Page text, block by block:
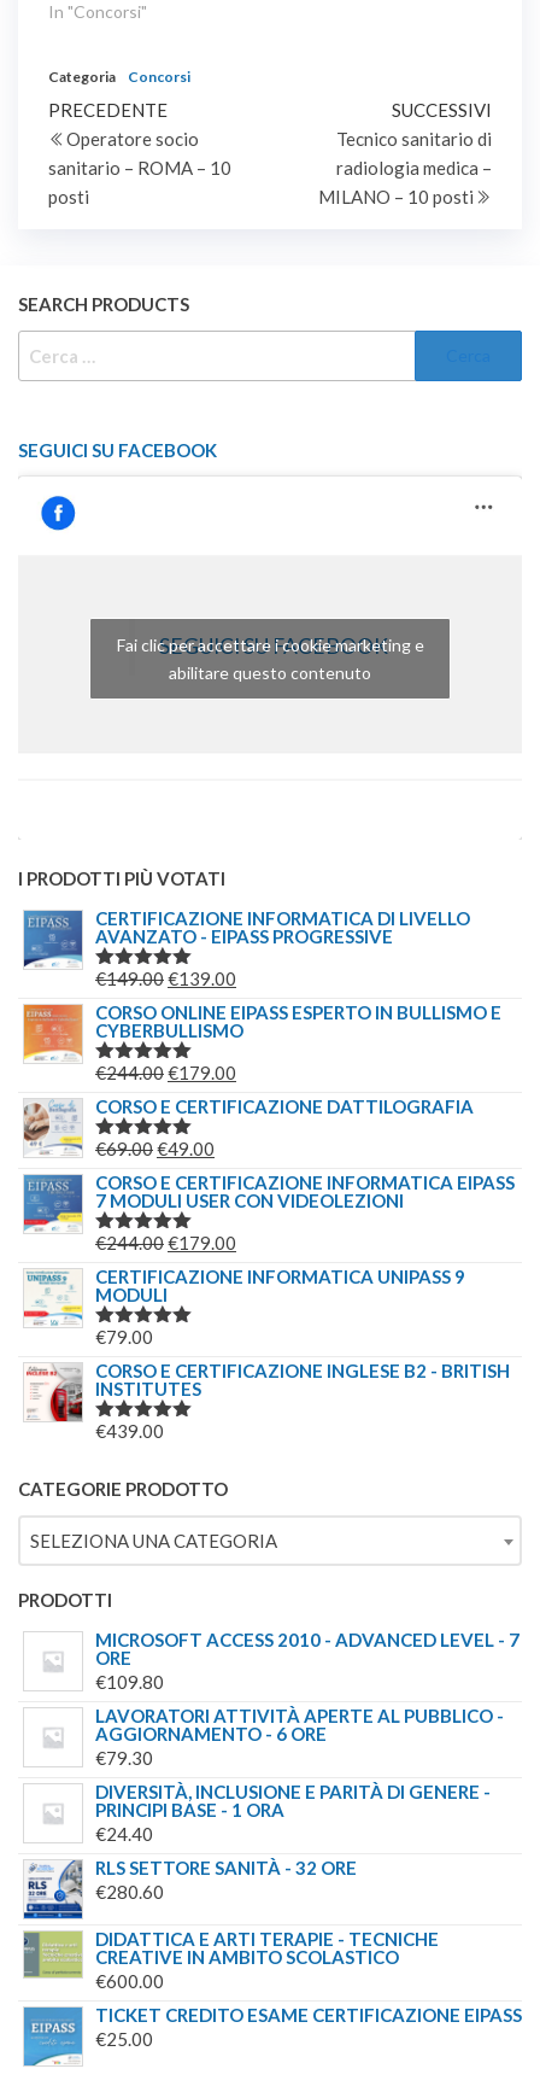
POLICLINICO
copertura di dieci posti
di tecnico sanitario di
radiologia medica, area
dei professionisti della
salute e dei funzionari, a
tempo indeterminato e
In "Concorsi"
Categoria Concorsi
Navigazione
articoli
Articolo
precedente
PRECEDENTE
Operatore socio
sanitario – ROMA – 10
posti
SUCCESSIVI
Tecnico sanitario di
radiologia medica –
MILANO – 10 posti
SEARCH PRODUCTS
SEGUICI SU FACEBOOK
SEGUICI SU FACEBOOK
Fai clic per accettare i cookie marketing e
abilitare questo contenuto
I PRODOTTI PIÙ VOTATI
CERTIFICAZIONE INFORMATICA DI LIVELLO
AVANZATO - EIPASS PROGRESSIVE
VALUTATO
€149.00IL
PREZZO
ORIGINALE
ERA:
€139.00
PREZZO
ATTUALE
CORSO ONLINE EIPASS ESPERTO IN BULLISMO E
CYBERBULLISMO
VALUTATO
€244.00IL
PREZZO
ORIGINALE
ERA:
€244.00.
€179.00
PREZZO
€179.00.
CORSO E CERTIFICAZIONE DATTILOGRAFIA
VALUTATO
€69.00IL
PREZZO
ORIGINALE
ERA:
€49.00
PREZZO
ATTUALE
È:
CORSO E CERTIFICAZIONE INFORMATICA EIPASS
7 MODULI USER CON VIDEOLEZIONI
VALUTATO
€244.00IL
PREZZO
ERA:
€179.00
PREZZO
CERTIFICAZIONE INFORMATICA UNIPASS 9
MODULI
VALUTATO
€79.00
CORSO E CERTIFICAZIONE INGLESE B2 - BRITISH
INSTITUTES
VALUTATO
€439.00
CATEGORIE PRODOTTO
SELEZIONA UNA CATEGORIA
PRODOTTI
MICROSOFT ACCESS 2010 - ADVANCED LEVEL - 7
ORE
€109.80
LAVORATORI ATTIVITÀ APERTE AL PUBBLICO -
AGGIORNAMENTO - 6 ORE
€79.30
DIVERSITÀ, INCLUSIONE E PARITÀ DI GENERE -
PRINCIPI BASE - 1 ORA
€24.40
RLS SETTORE SANITÀ - 32 ORE
€280.60
DIDATTICA E ARTI TERAPIE - TECNICHE
CREATIVE IN AMBITO SCOLASTICO
€600.00
TICKET CREDITO ESAME CERTIFICAZIONE EIPASS
€25.00